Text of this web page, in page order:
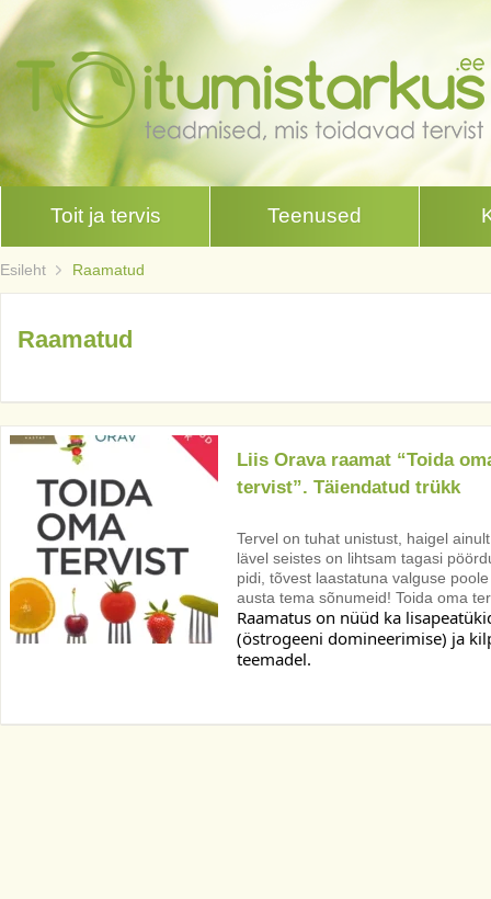
Toit ja tervis Teenused
Esileht Raamatud
Raamatud
Liis Orava raamat “Toida
tervist”. Täiendatud trükk
Tervel on tuhat unistust, haigel
lävel seistes on lihtsam tagasi
pidi, tõvest laastatuna valguse
austa tema sõnumeid! Toida oma
Raamatus on nüüd ka
(östrogeeni domineerimise) ja
teemadel.